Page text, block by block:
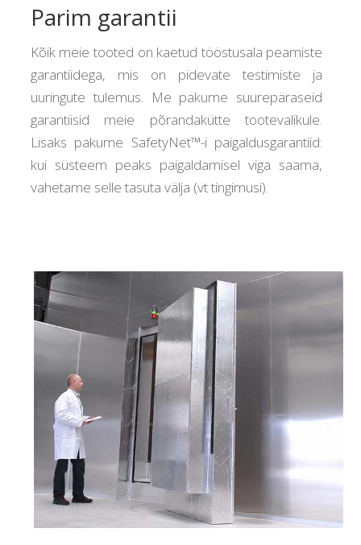
Parim garantii
Kõik meie tooted on kaetud tööstusala peamiste
garantiidega, mis on pidevate testimiste ja
uuringute tulemus. Me pakume suurepäraseid
garantiisid meie põrandakütte tootevalikule.
Lisaks pakume SafetyNet™-i paigaldusgarantiid:
kui süsteem peaks paigaldamisel viga saama,
vahetame selle tasuta välja (vt tingimusi).